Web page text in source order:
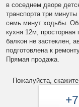
в соседнем дворе
транспорта три
семь минут ходьбы.
кухня 12м,
балкон не застеклен,
подготовлена к
Прямая продажа.
Пожалуйста,